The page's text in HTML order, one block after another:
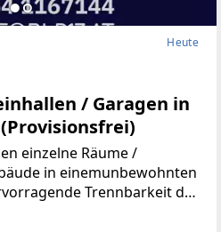
Heute
/ Garagen in
einzelne Räume /
in einemunbewohnten
Trennbarkeit der
Größen vonca. 10 m²